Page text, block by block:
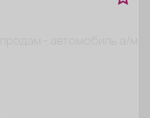
продам - автомобиль а/м